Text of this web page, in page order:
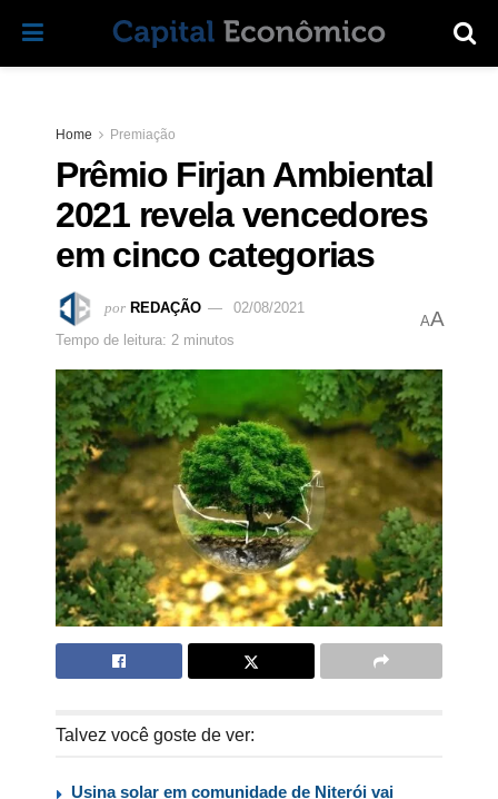
Home Premiação
Prêmio Firjan Ambiental
2021 revela vencedores
em cinco categorias
por REDAÇÃO
02/08/2021
Tempo de leitura: 2 minutos
AA
Talvez você goste de ver:
Usina solar em comunidade de Niterói vai